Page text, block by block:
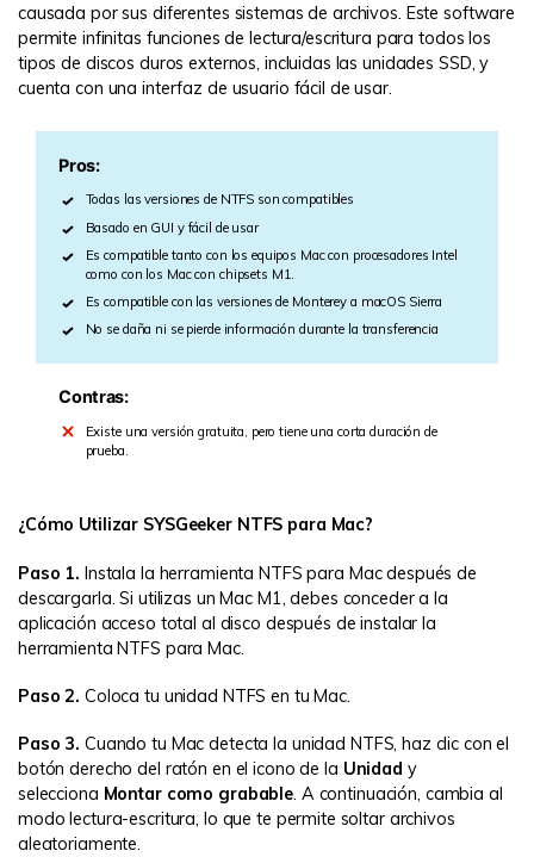
causada por sus diferentes sistemas de archivos. Este software
permite infinitas funciones de lectura/escritura para todos los
tipos de discos duros externos, incluidas las unidades SSD, y
cuenta con una interfaz de usuario fácil de usar.
Pros:
Todas las versiones de NTFS son compatibles
Basado en GUI y fácil de usar
Es compatible tanto con los equipos Mac con procesadores Intel
como con los Mac con chipsets M1.
Es compatible con las versiones de Monterey a macOS Sierra
No se daña ni se pierde información durante la transferencia
Contras:
Existe una versión gratuita, pero tiene una corta duración de
prueba.
¿Cómo Utilizar SYSGeeker NTFS para Mac?
Paso 1. Instala la herramienta NTFS para Mac después de
descargarla. Si utilizas un Mac M1, debes conceder a la
aplicación acceso total al disco después de instalar la
herramienta NTFS para Mac.
Paso 2. Coloca tu unidad NTFS en tu Mac.
Paso 3. Cuando tu Mac detecta la unidad NTFS, haz clic con el
botón derecho del ratón en el icono de la Unidad y
selecciona Montar como grabable. A continuación, cambia al
modo lectura-escritura, lo que te permite soltar archivos
aleatoriamente.